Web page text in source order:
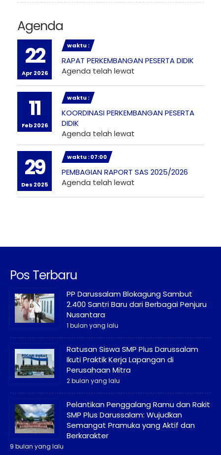
Agenda
22
Apr 2026
waktu :
RAPAT PERKEMBANGAN PESERTA DIDIK
Agenda telah lewat
11
Feb 2026
waktu :
KOORDINASI PERKEMBANGAN PESERTA
DIDIK
Agenda telah lewat
29
Des 2025
waktu : 07:00
PEMBAGIAN RAPORT SAS 2025/2026
Agenda telah lewat
Pos Terbaru
PP Darussalam Blokagung Sambut
2.400 Santri Baru dari Berbagai Penjuru
Nusantara
1 bulan yang lalu
Ratusan Siswa SMP Plus Darussalam
Ikuti Praktik Kerja Lapangan di
Perusahaan Mitra
2 bulan yang lalu
Pelantikan Penggalang Ramu dan Rakit
SMP Plus Darussalam: Wujudkan
Semangat Pramuka yang Aktif dan
Berkarakter
9 bulan yang lalu